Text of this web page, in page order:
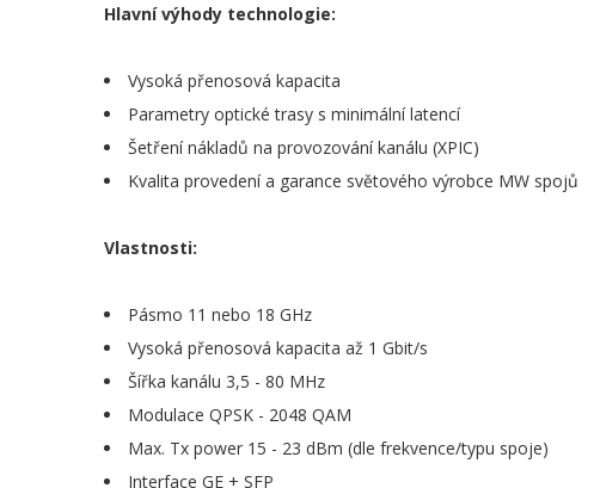
Hlavní výhody technologie:
Vysoká přenosová kapacita
Parametry optické trasy s minimální latencí
Šetření nákladů na provozování kanálu (XPIC)
Kvalita provedení a garance světového výrobce MW spojů
Vlastnosti:
Pásmo 11 nebo 18 GHz
Vysoká přenosová kapacita až 1 Gbit/s
Šířka kanálu 3,5 - 80 MHz
Modulace QPSK - 2048 QAM
Max. Tx power 15 - 23 dBm (dle frekvence/typu spoje)
Interface GE + SFP